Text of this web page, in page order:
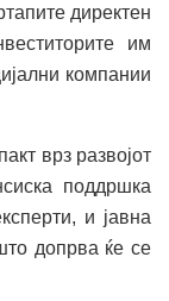
директен
им
компании
врз развојот
поддршка
и јавна
допрва ќе се